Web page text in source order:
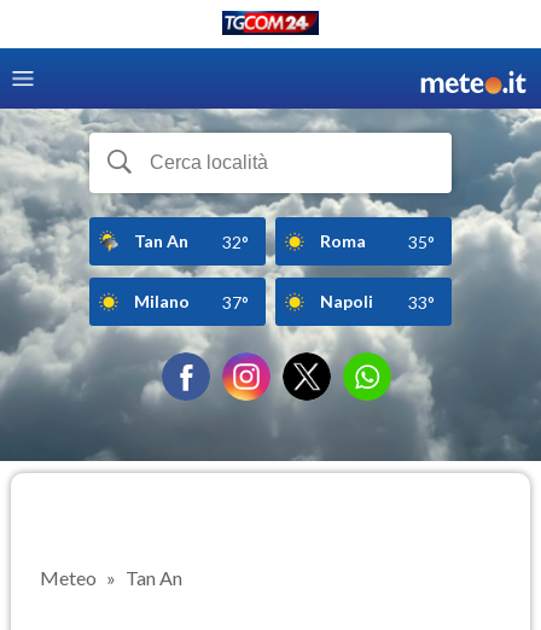
Tan An 32° Roma 35°
Milano 37° Napoli 33°
Meteo Tan An